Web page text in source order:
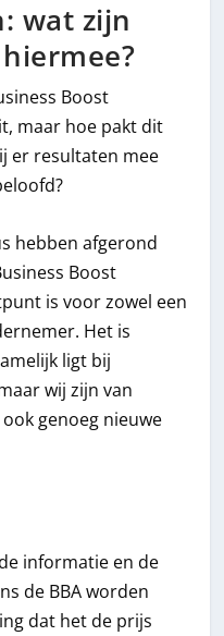
wat zijn
Boost
maar hoe pakt dit
er resultaten mee
hebben afgerond
Boost
is voor zowel een
Het is
ligt bij
wij zijn van
genoeg nieuwe
informatie en de
de BBA worden
dat het de prijs